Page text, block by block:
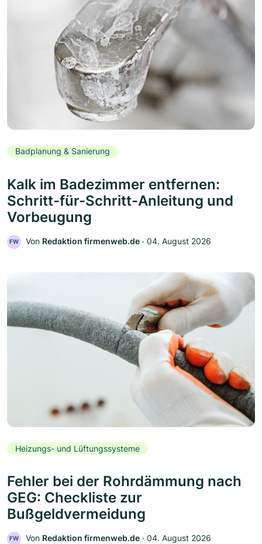
Badplanung & Sanierung
Kalk im Badezimmer entfernen:
Schritt-für-Schritt-Anleitung und
Vorbeugung
FW Von Redaktion firmenweb.de ‧ 04. August 2026
Heizungs- und Lüftungssysteme
Fehler bei der Rohrdämmung nach
GEG: Checkliste zur
Bußgeldvermeidung
FW Von Redaktion firmenweb.de ‧ 04. August 2026